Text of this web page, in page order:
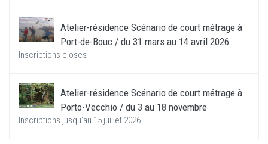
Atelier-résidence Scénario de court métrage à
Port-de-Bouc / du 31 mars au 14 avril 2026
Inscriptions closes
Atelier-résidence Scénario de court métrage à
Porto-Vecchio / du 3 au 18 novembre
Inscriptions jusqu'au 15 juillet 2026